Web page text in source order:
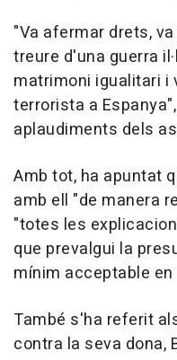
"Va afermar drets,
treure d'una guerra
matrimoni igualitari i
terrorista a
aplaudiments dels
Amb tot, ha apuntat
amb ell "de manera
"totes les
que prevalgui la
mínim acceptable en
També s'ha referit
contra la seva dona,